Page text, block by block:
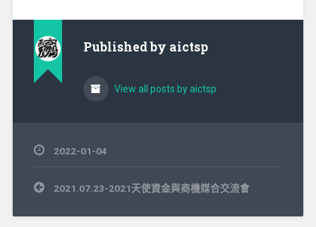
Published by aictsp
View all posts by aictsp
2022-01-04
文
章
覽
2021.07.23-2021天使資金與商機媒合交流會